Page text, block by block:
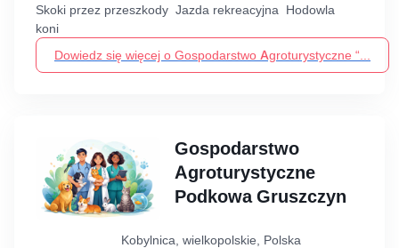
Skoki przez przeszkody Jazda rekreacyjna Hodowla
koni
Dowiedz się więcej o Gospodarstwo Agroturystyczne “...
Gospodarstwo
Agroturystyczne
Podkowa Gruszczyn
Kobylnica, wielkopolskie, Polska